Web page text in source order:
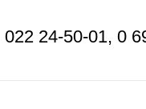
022 24-50-01, 0